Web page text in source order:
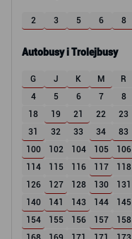
2 3 5 6 8
Autobusy i Trolejbusy
G J K M R
4
5 6 7 8
18
19 21 22 23
31
32 33 34 83
100
102 104 105 106
114
115 116 117 118
126
127 128 130 131
140
141 143 144 145
154
155 156 157 158